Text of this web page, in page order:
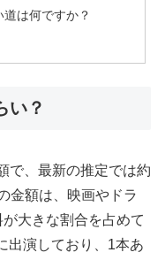
は何ですか？
い？
で、最新の推定では約
金額は、映画やドラ
大きな割合を占めて
出演しており、1本あ